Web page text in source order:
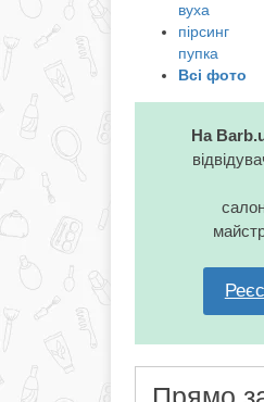
вуха
пірсинг
пупка
Всі фото
На